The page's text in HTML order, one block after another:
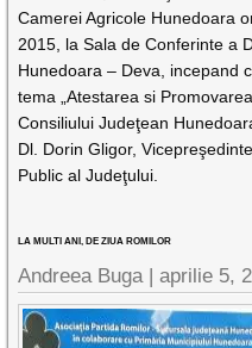
Camerei Agricole Hunedoara
2015, la Sala de Conferinte a
Hunedoara – Deva, incepand
tema „Atestarea si
Consiliului Judeţean
Dl. Dorin Gligor,
Public al Judeţului.
LA MULTI ANI, DE ZIUA ROMILOR
Andreea Buga |aprilie 5,